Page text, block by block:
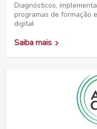
Diagnósticos,
programas de formação
digital
Saiba mais